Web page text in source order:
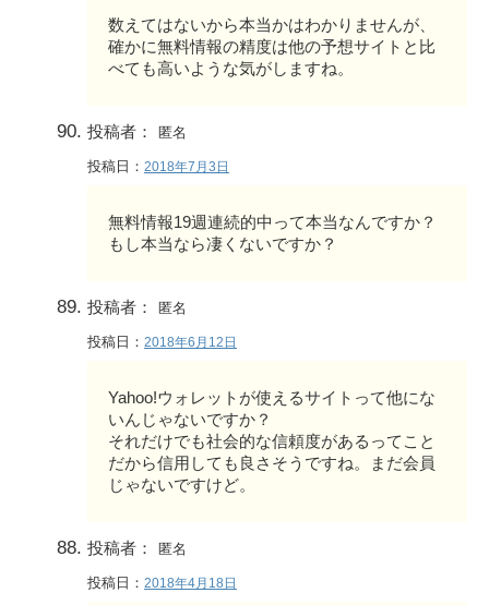
数えてはないから本当かはわかりませんが、
確かに無料情報の精度は他の予想サイトと比
べても高いような気がしますね。
投稿者： 匿名
投稿日： 2018年7月3日
無料情報19週連続的中って本当なんですか？
もし本当なら凄くないですか？
投稿者： 匿名
投稿日： 2018年6月12日
Yahoo!ウォレットが使えるサイトって他にな
いんじゃないですか？
それだけでも社会的な信頼度があるってこと
だから信用しても良さそうですね。まだ会員
じゃないですけど。
投稿者： 匿名
投稿日： 2018年4月18日